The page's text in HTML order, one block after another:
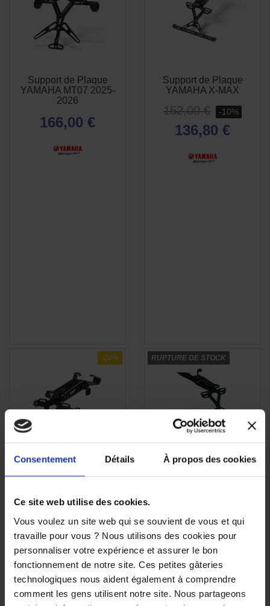
Consentement Détails À propos des cookies
Ce site web utilise des cookies.
Vous voulez un site web qui se souvient de vous et qui
travaille pour vous ? Nous utilisons des cookies pour
personnaliser votre expérience et assurer le bon
fonctionnement de notre site. Ces petites gâteries
technologiques nous aident également à comprendre
comment les gens utilisent notre site. Nous partageons
Support de Plaque
YAMAHA MT07 2025-
2026
166,00 €
Support de Plaque
YAMAHA X-MAX
152,00 € -10%
136,80 €
-20%
APERÇU
RAPIDE
Support de Plaque
247,00 € -20%
197,60 €
RUPTURE DE STOCK
APERÇU
RAPIDE
Support de Plaque
185,00 €